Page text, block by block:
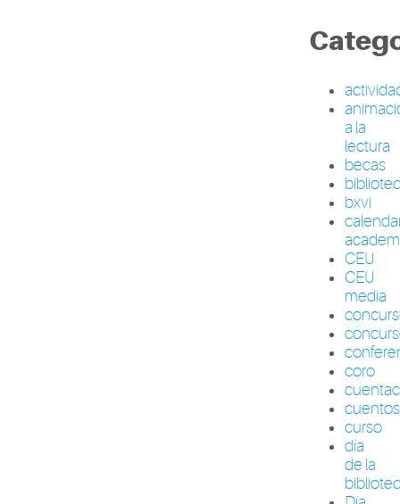
a la
lectura
becas
bxvi
CEU
CEU
media
coro
cuentos
curso
día
de la